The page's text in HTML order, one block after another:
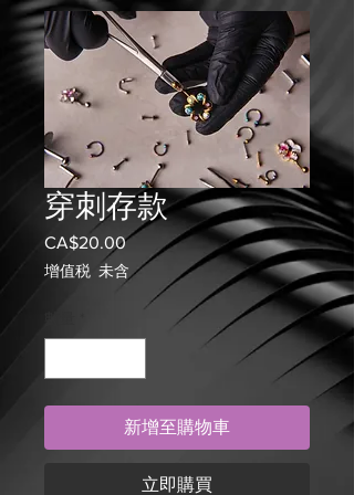
穿刺存款
CA$20.00價
格
增值税 未含
新增至購物車
立即購買